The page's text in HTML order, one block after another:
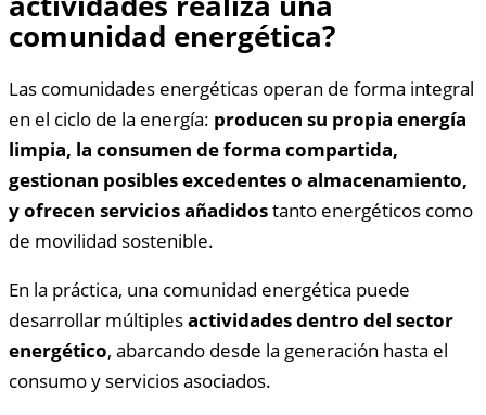
comunidad energética?
Las comunidades energéticas operan de forma integral
en el ciclo de la energía: producen su propia energía
limpia, la consumen de forma compartida,
gestionan posibles excedentes o almacenamiento,
y ofrecen servicios añadidostanto energéticos como
de movilidad sostenible.
En la práctica, una comunidad energética puede
desarrollar múltiplesactividades dentro del sector
energético, abarcando desde la generación hasta el
consumo y servicios asociados.